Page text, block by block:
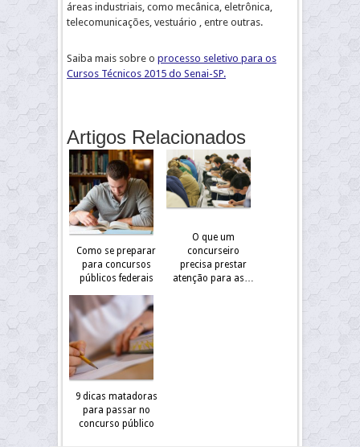
áreas industriais, como mecânica, eletrônica,
telecomunicações, vestuário , entre outras.
Saiba mais sobre o processo seletivo para os
Cursos Técnicos 2015 do Senai-SP.
Artigos Relacionados
Como se preparar
para concursos
públicos federais
O que um
concurseiro
precisa prestar
atenção para as…
9 dicas matadoras
para passar no
concurso público